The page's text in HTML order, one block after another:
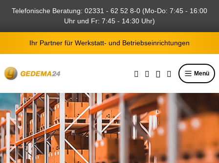
springen
Telefonische Beratung: 02331 - 62 52 8-0 (Mo-Do: 7:45 - 16:00
Uhr und Fr: 7:45 - 14:30 Uhr)
Ihr Partner für Werkstatt- und Betriebseinrichtungen
Menü